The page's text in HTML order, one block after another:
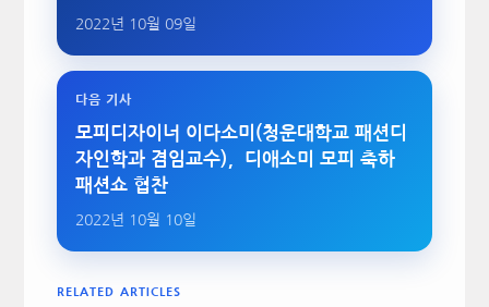
2022년 10월 09일
다음 기사
모피디자이너 이다소미(청운대학교 패션디
자인학과 겸임교수)，디애소미 모피 축하
패션쇼 협찬
2022년 10월 10일
RELATED ARTICLES